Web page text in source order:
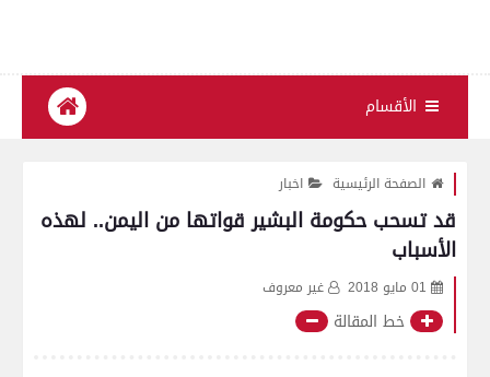
الأقسام
الصفحة الرئيسية اخبار
قد تسحب حكومة البشير قواتها من اليمن.. لهذه
الأسباب
01 مايو 2018 غير معروف
خط المقالة